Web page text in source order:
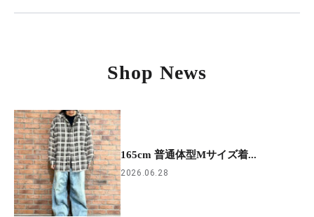
Shop News
165cm 普通体型Mサイズ着...
2026.06.28